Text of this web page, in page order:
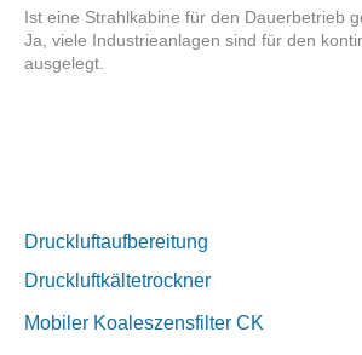
Druckluftaufbereitung
Druckluftkältetrockner
Mobiler Koaleszensfilter CK
Ist eine Strahlkabine für den Dauerbetrieb
Ja, viele Industrieanlagen sind für den
ausgelegt.